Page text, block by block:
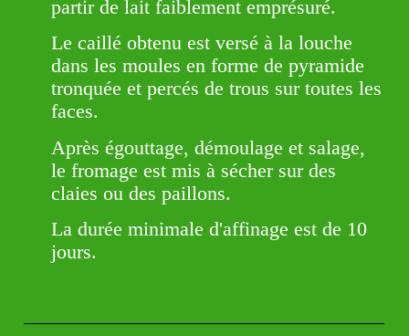
partir de lait faiblement emprésuré.
Le caillé obtenu est versé à la louche
dans les moules en forme de pyramide
tronquée et percés de trous sur toutes les
faces.
Après égouttage, démoulage et salage,
le fromage est mis à sécher sur des
claies ou des paillons.
La durée minimale d'affinage est de 10
jours.